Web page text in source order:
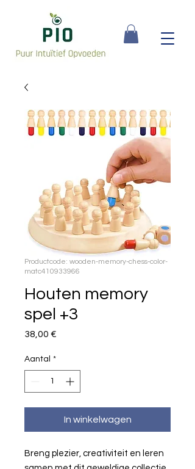
Productcode: wooden-memory-chess-color-
matc410933966
Houten memory
spel +3
38,00 €
Aantal *
In winkelwagen
Breng plezier, creativiteit en leren